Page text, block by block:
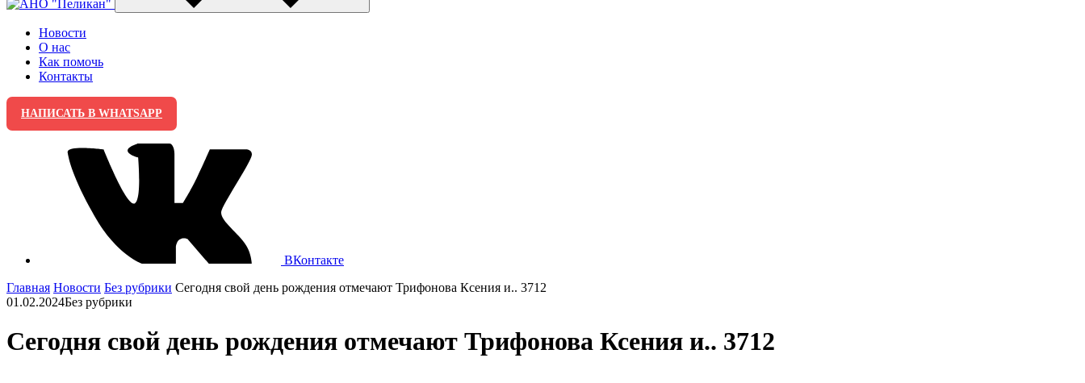
Новости
О нас
Как помочь
Контакты
НАПИСАТЬ В WHATSAPP
ВКонтакте
Главная Новости Без рубрики Сегодня свой день рождения отмечают Трифонова Ксения и.. 3712
01.02.2024Без рубрики
Сегодня свой день рождения отмечают Трифонова Ксения и.. 3712